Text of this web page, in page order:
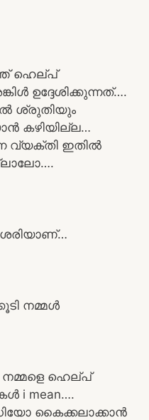
ഹെല്പ്
ഉദ്ദേശിക്കുന്നത്….
ശ്രുതിയും
കഴിയില്ല…
വ്യക്തി ഇതിൽ
നമ്മൾ
നമ്മളെ ഹെല്പ്
i mean….
കൈക്കലാക്കാൻ